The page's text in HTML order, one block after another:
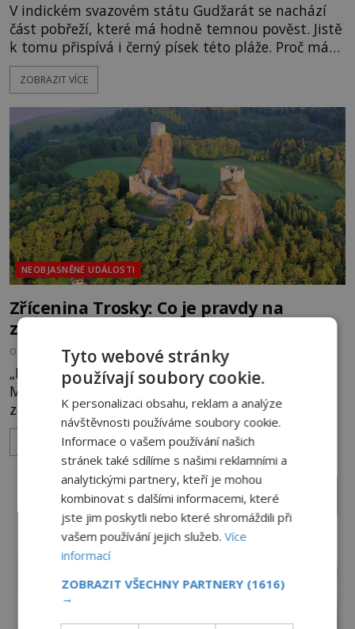
V indickém svazovém státu Gudžarát se nachází
část pobřeží, které má hodně temnou pověst. Jistě
k tomu přispívá i černý písek této pláže. Proč má
pláž takové netypické zbarvení? Nakolik jsou
pravdivé historky, že zde došlo k nevysvětlitelným
následovat. Vstupujeme na pláž Dumas ve městě
Surat. Gu
ZOBRAZIT VÍCE
NEOBJASNĚNÉ UDÁLOSTI
Zřícenina Trosky: Co je pravdy na
zvěstech o tajné chodbě?
OD MICHAELA HOLUBOVÁ 5.8.2026 3.4TIS
„Budeš se smažit v horoucích peklech!“ povykuje
Markéta na o dvě generace mladší Barboru. Ta jí
za chvíli slovní palbu opětuje. První je zarytá
katolička, druhá přesvědčená kališnice. A každá z
nich se usídlí na jedné z věží slavného hradu
mezi vůdce protihusitského boje. Za manželku má
skutečně jistou
ZOBRAZIT VÍCE
Tyto webové stránky
používají soubory cookie.
K personalizaci obsahu, reklam a analýze
návštěvnosti používáme soubory cookie.
Informace o vašem používání našich
stránek také sdílíme s našimi reklamními a
analytickými partnery, kteří je mohou
kombinovat s dalšími informacemi, které
jste jim poskytli nebo které shromáždili při
vašem používání jejich služeb.Více
informací
ZOBRAZIT VŠECHNY PARTNERY (1616)
→